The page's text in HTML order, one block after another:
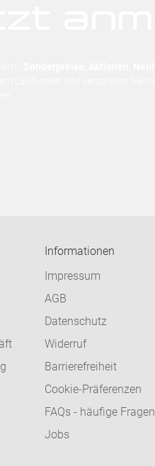
Informationen
Impressum
AGB
Datenschutz
Widerruf
Barrierefreiheit
Cookie-Präferenzen
FAQs - häufige Fragen
Jobs